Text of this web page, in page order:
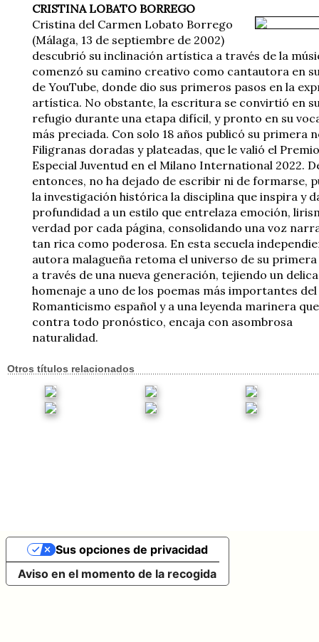
CRISTINA LOBATO BORREGO
Cristina del Carmen Lobato Borrego
(Málaga, 13 de septiembre de 2002)
descubrió su inclinación artística a través de la
comenzó su camino creativo como cantautora en
de YouTube, donde dio sus primeros pasos en la
artística. No obstante, la escritura se convirtió en
refugio durante una etapa difícil, y pronto en su
más preciada. Con solo 18 años publicó su primera
Filigranas doradas y plateadas, que le valió el Premio
Especial Juventud en el Milano International 2022.
entonces, no ha dejado de escribir ni de formarse,
la investigación histórica la disciplina que inspira y
profundidad a un estilo que entrelaza emoción,
verdad por cada página, consolidando una voz
tan rica como poderosa. En esta secuela
autora malagueña retoma el universo de su
a través de una nueva generación, tejiendo un
homenaje a uno de los poemas más importantes del
Romanticismo español y a una leyenda marinera
contra todo pronóstico, encaja con asombrosa
naturalidad.
Otros títulos relacionados
Aviso en el momento de la recogida
Sus opciones de privacidad